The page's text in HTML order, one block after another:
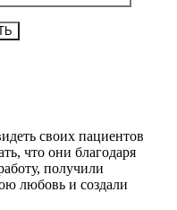
своих пациентов
что они благодаря
получили
любовь и создали